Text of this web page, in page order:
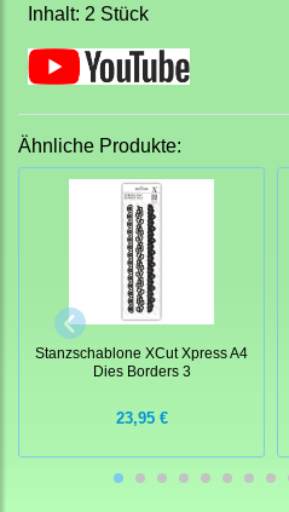
Inhalt: 2 Stück
Ähnliche Produkte:
Stanzschablone XCut Xpress A4
Dies Borders 3
23,95 €